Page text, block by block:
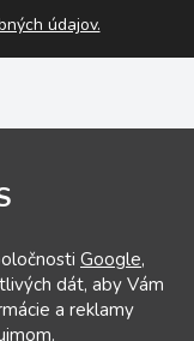
údajov.
Google,
dát, aby Vám
a reklamy